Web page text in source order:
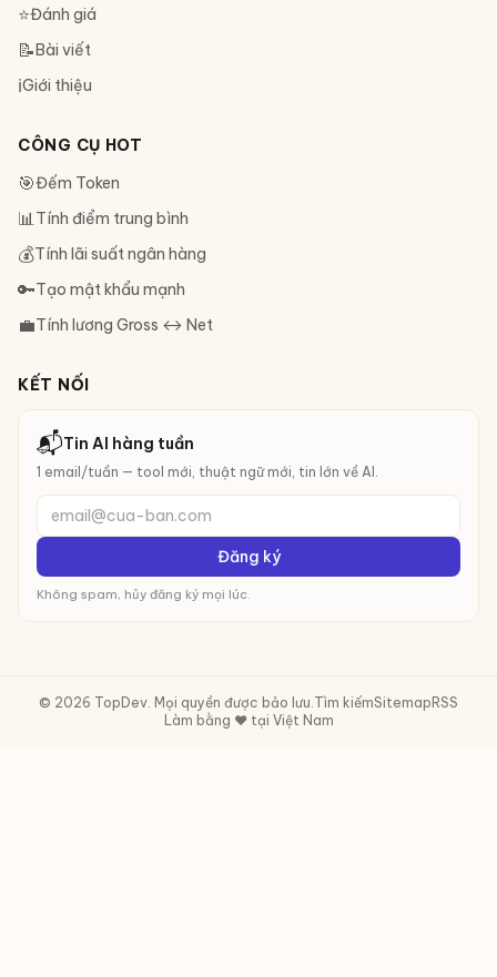
⭐Đánh giá
📝Bài viết
ℹ️Giới thiệu
CÔNG CỤ HOT
🎯Đếm Token
📊Tính điểm trung bình
💰Tính lãi suất ngân hàng
🔑Tạo mật khẩu mạnh
💼Tính lương Gross ↔ Net
KẾT NỐI
📬Tin AI hàng tuần
1 email/tuần — tool mới, thuật ngữ mới, tin lớn về AI.
email@cua-ban.com
Đăng ký
Không spam, hủy đăng ký mọi lúc.
© 2026 TopDev. Mọi quyền được bảo lưu.Tìm kiếmSitemap RSS
Làm bằng ❤️ tại Việt Nam